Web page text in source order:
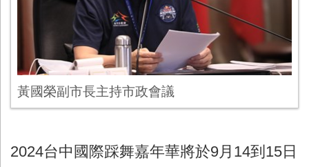
黃國榮副市長主持市政會議
2024台中國際踩舞嘉年華將於9月 14到 15日